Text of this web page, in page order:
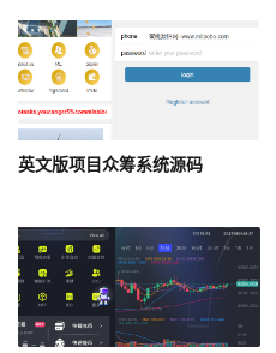
英文版项目众筹系统源码